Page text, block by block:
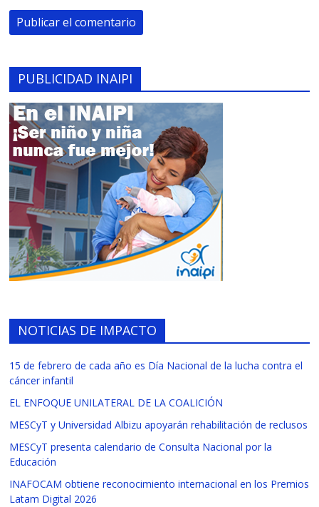
PUBLICIDAD INAIPI
NOTICIAS DE IMPACTO
15 de febrero de cada año es Día Nacional de la lucha contra el
cáncer infantil
EL ENFOQUE UNILATERAL DE LA COALICIÓN
MESCyT y Universidad Albizu apoyarán rehabilitación de reclusos
MESCyT presenta calendario de Consulta Nacional por la
Educación
INAFOCAM obtiene reconocimiento internacional en los Premios
Latam Digital 2026